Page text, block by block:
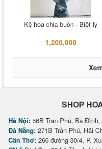
Kệ hoa chia buồn - Biệt ly
1,200,000
SHOP
Hà Nội: 56B Trần Phú, Ba Đình,
Đà Nẵng: 271B Trần Phú, Hải
Cần Thơ: 266 đường 30/4, P.